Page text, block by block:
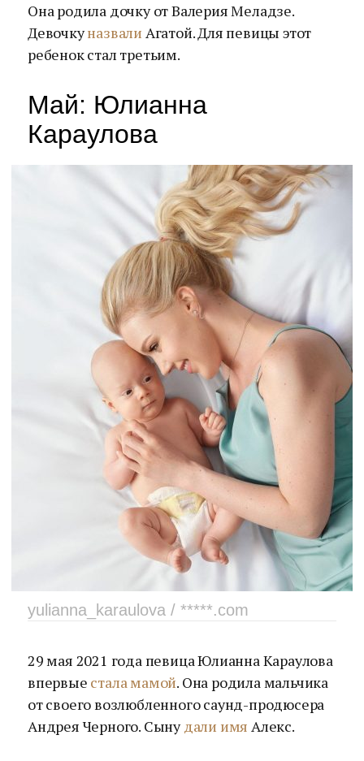
Она родила дочку от Валерия Меладзе.
Девочкуназвали Агатой. Для певицы этот
ребенок стал третьим.
Май: Юлианна
Караулова
yulianna_karaulova / *****.com
29 мая 2021 года певица Юлианна Караулова
впервые стала мамой. Она родила мальчика
от своего возлюбленного саунд-продюсера
Андрея Черного. Сынудали имя Алекс.